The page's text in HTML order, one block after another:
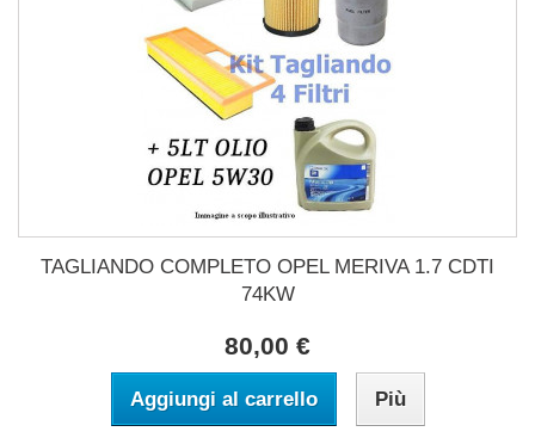
TAGLIANDO COMPLETO OPEL MERIVA 1.7 CDTI
74KW
80,00 €
Aggiungi al carrello Più